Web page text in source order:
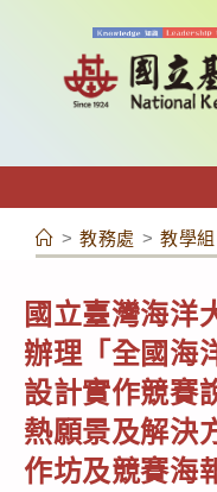
容
> 教務處 > 教學組
國立臺灣海洋
辦理「全國海
設計實作競賽
熱願景及解決
作坊及競賽海